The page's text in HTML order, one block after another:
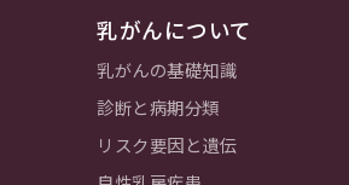
乳がんについて
乳がんの基礎知識
診断と病期分類
リスク要因と遺伝